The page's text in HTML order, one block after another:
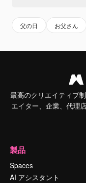
父の日 お父さん
最高のクリエイティブ
エイター、企業、代理
製品
Spaces
AI アシスタント